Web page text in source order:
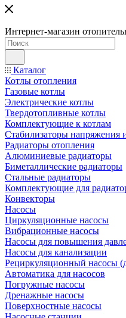
Интернет-магазин
Каталог
Котлы отопления
Газовые котлы
Электрические котлы
Твердотопливные котлы
Комплектующие к котлам
Стабилизаторы
Радиаторы отопления
Алюминиевые радиаторы
Биметаллические радиаторы
Стальные радиаторы
Комплектующие для
Конвекторы
Насосы
Циркуляционные насосы
Вибрационные насосы
Насосы для повышения
Насосы для канализации
Рециркуляционный насосы
Автоматика для насосов
Погружные насосы
Дренажные насосы
Поверхностные насосы